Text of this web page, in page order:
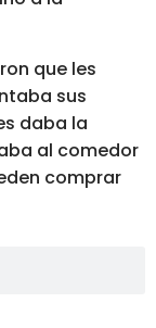
que les
sus
daba la
al comedor
comprar